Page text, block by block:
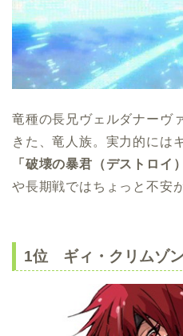
竜種の長兄ヴェルダナーヴ
きた、竜人族。実力的には
「破壊の暴君（デストロイ）
や長期戦ではちょっと不安
1位 ギィ・クリムゾン